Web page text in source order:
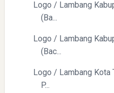
Logo / Lambang
(Ba...
Logo / Lambang
(Bac...
Logo / Lambang Kota
P...